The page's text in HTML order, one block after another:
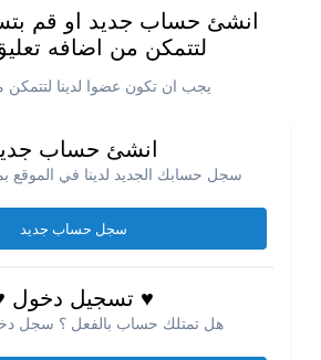
انشئ حساب جديد او قم
لتتمكن من اضافه
يجب ان تكون عضوا لدينا لتتمكن
انشئ حساب
سجل حسابك الجديد لدينا في الموقع
سجل حساب جديد
♥ تسجيل دخول
هل تمتلك حساب بالفعل ؟ سجل